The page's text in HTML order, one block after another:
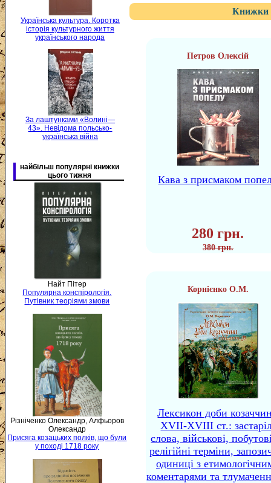
Українська культура. Коротка
історія культурного життя
українського народа
За лаштунками «Волині—
43». Невідома польсько-
українська війна
найбільш популярні книжки
цього тижня
Найт Пітер
Популярна конспірологія.
Путівник теоріями змови
Різніченко Олександр, Алфьоров
Олександр
Присяга козацьких полків, що були
у поході 1718 року
Книжки
Петров Олексій
Кава з присмаком
280 грн.
380 грн.
Корнієнко О.М.
Лексикон доби
XVII-XVIII ст.:
слова, військові,
релігійні терміни,
одиниці з
коментарями та